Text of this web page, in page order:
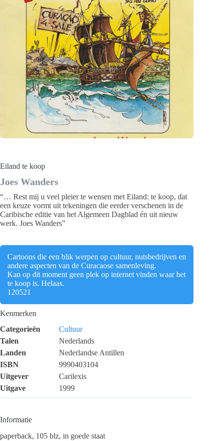
Eiland te koop
Joes Wanders
“… Rest mij u veel pleier te wensen met Eiland: te koop, dat
een keuze vormt uit tekeningen die eerder verschenen in de
Caribische editie van het Algemeen Dagblad én uit nieuw
werk. Joes Wanders”
Cartoons die een blik werpen op cultuur, nutsbedrijven en
andere aspecten van de Curacaose samenleving.
Kan op dit moment geen plek op internet vinden waar het
te koop is. Helaas.
120521
Kenmerken
Categorieën
Cultuur
Talen
Nederlands
Landen
Nederlandse Antillen
ISBN
9990403104
Uitgever
Carilexis
Uitgave
1999
Informatie
paperback, 105 blz, in goede staat